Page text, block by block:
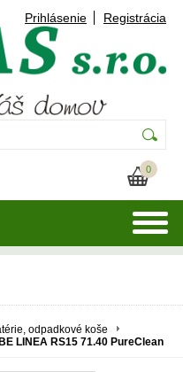
Prihlásenie Registrácia
0
odpadkové koše
BE LINEA RS15 71.40 PureClean